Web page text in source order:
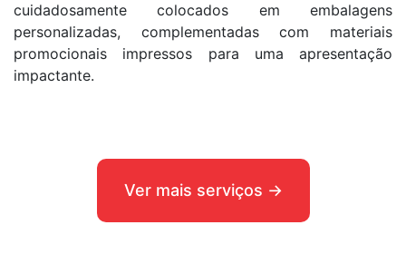
cuidadosamente colocados em embalagens
personalizadas, complementadas com materiais
promocionais impressos para uma apresentação
impactante.
Ver mais serviços →